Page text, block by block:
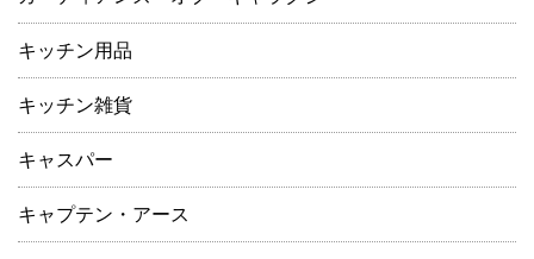
キッチン用品
キッチン雑貨
キャスパー
キャプテン・アース